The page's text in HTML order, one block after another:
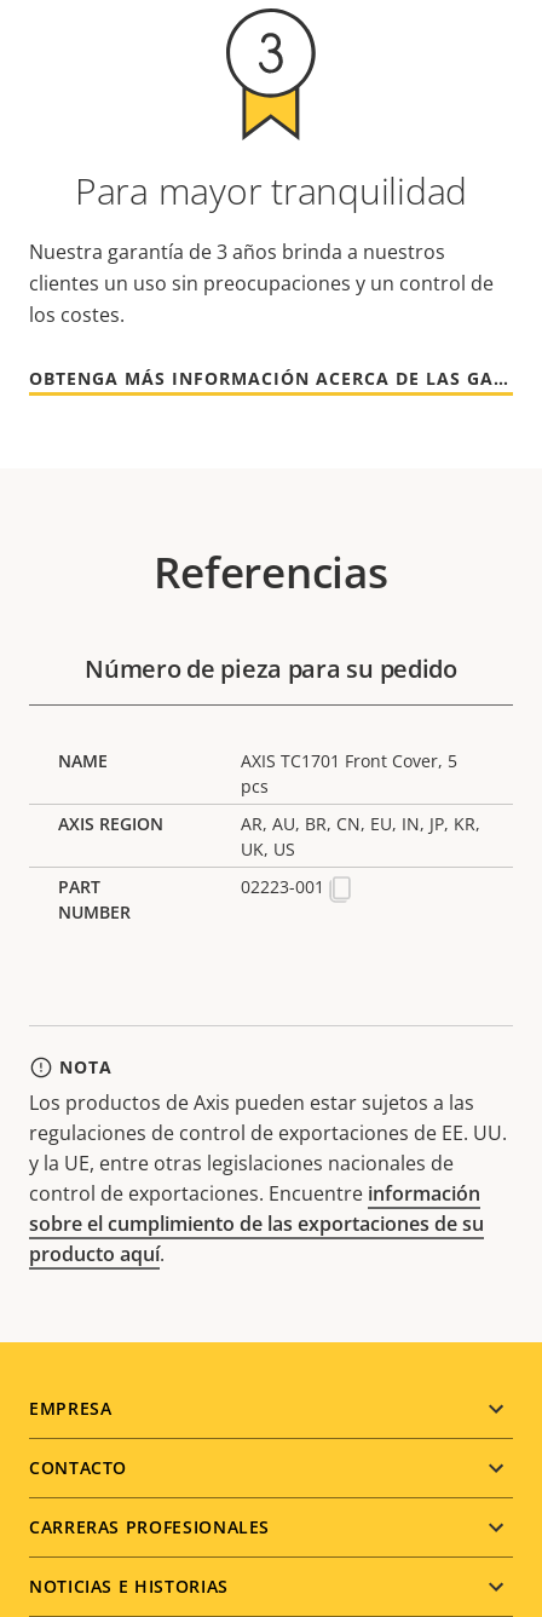
Para mayor tranquilidad
Nuestra garantía de 3 años brinda a nuestros
clientes un uso sin preocupaciones y un control de
los costes.
OBTENGA MÁS INFORMACIÓN ACERCA DE LAS GARANTÍAS DE AXIS
Referencias
Número de pieza para su pedido
AXIS TC1701 Front Cover, 5
pcs
AR, AU, BR, CN, EU, IN, JP, KR,
UK, US
02223-001
NOTA
Los productos de Axis pueden estar sujetos a las
regulaciones de control de exportaciones de EE. UU.
y la UE, entre otras legislaciones nacionales de
control de exportaciones. Encuentre información
sobre el cumplimiento de las exportaciones de su
producto aquí.
Footer
menu
EMPRESA
CONTACTO
CARRERAS PROFESIONALES
NOTICIAS E HISTORIAS